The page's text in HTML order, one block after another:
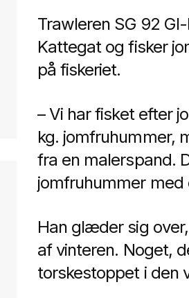
Trawleren SG 92
Kattegat og fisker
på fiskeriet.
– Vi har fisket efter
kg. jomfruhummer,
fra en malerspand.
jomfruhummer
Han glæder sig
af vinteren. Noget,
torskestoppet i den